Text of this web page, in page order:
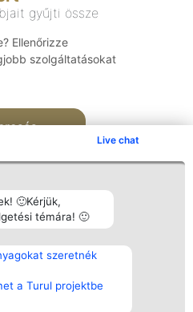
Live chat
🙂Kérjük,
témára! 🙂
szeretnék
a Turul projektbe
gyűjti össze
Ellenőrizze
szolgáltatásokat
Elérhetőség
Elérhetőség